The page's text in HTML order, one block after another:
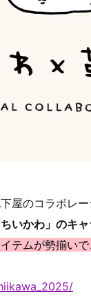
屋のコラボレ
ちいかわ」のキ
テムが勢揃い